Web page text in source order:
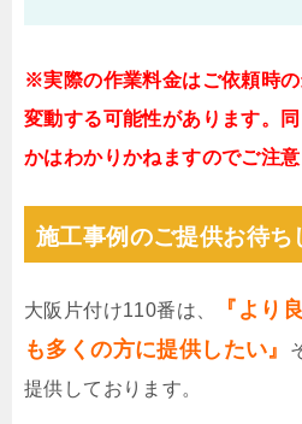
※実際の作業料金はご依頼時
変動する可能性があります。
かはわかりかねますのでご注意
施工事例のご提供お待ち
大阪片付け110番は、
『より
も多くの方に提供したい』
提供しております。